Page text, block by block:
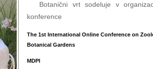
Botanični vrt sodeluje v
konference
The 1st International Online Conference on
Botanical Gardens
MDPI